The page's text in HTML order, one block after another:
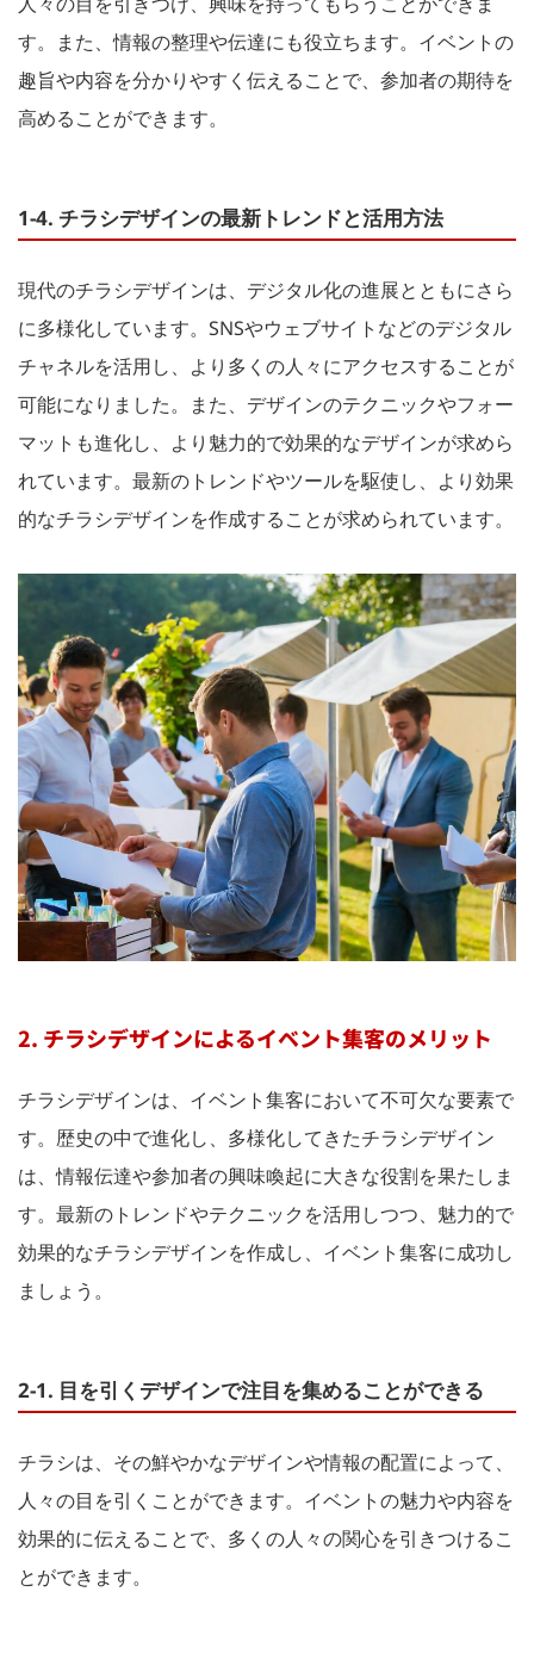
す。また、情報の整理や伝達にも役立ちます。イベントの
趣旨や内容を分かりやすく伝えることで、参加者の期待を
高めることができます。
1-4. チラシデザインの最新トレンドと活用方法
現代のチラシデザインは、デジタル化の進展とともにさら
に多様化しています。SNSやウェブサイトなどのデジタル
チャネルを活用し、より多くの人々にアクセスすることが
可能になりました。また、デザインのテクニックやフォー
マットも進化し、より魅力的で効果的なデザインが求めら
れています。最新のトレンドやツールを駆使し、より効果
的なチラシデザインを作成することが求められています。
2. チラシデザインによるイベント集客のメリット
チラシデザインは、イベント集客において不可欠な要素で
す。歴史の中で進化し、多様化してきたチラシデザイン
は、情報伝達や参加者の興味喚起に大きな役割を果たしま
す。最新のトレンドやテクニックを活用しつつ、魅力的で
効果的なチラシデザインを作成し、イベント集客に成功し
ましょう。
2-1. 目を引くデザインで注目を集めることができる
チラシは、その鮮やかなデザインや情報の配置によって、
人々の目を引くことができます。イベントの魅力や内容を
効果的に伝えることで、多くの人々の関心を引きつけるこ
とができます。